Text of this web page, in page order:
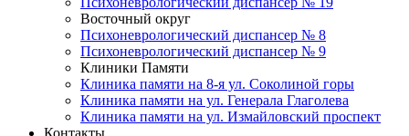
Восточный округ
Психоневрологический диспансер № 8
Психоневрологический диспансер № 9
Клиники Памяти
Клиника памяти на 8-я ул. Соколиной горы
Клиника памяти на ул. Генерала Глаголева
Клиника памяти на ул. Измайловский проспект
Контакты